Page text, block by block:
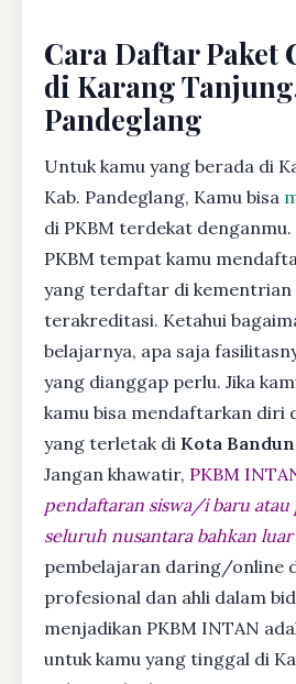
Cara Daftar Paket
di Karang
Pandeglang
Untuk kamu yang berada di
Kab. Pandeglang, Kamu bisa
di PKBM terdekat
PKBM tempat kamu
yang terdaftar di kementrian
terakreditasi. Ketahui
belajarnya, apa saja
yang dianggap perlu. Jika
kamu bisa mendaftarkan diri
yang terletak di Kota
Jangan khawatir, PKBM
pendaftaran siswa/i baru atau
seluruh nusantara bahkan
pembelajaran daring/online
profesional dan ahli dalam
menjadikan PKBM INTAN
untuk kamu yang tinggal di